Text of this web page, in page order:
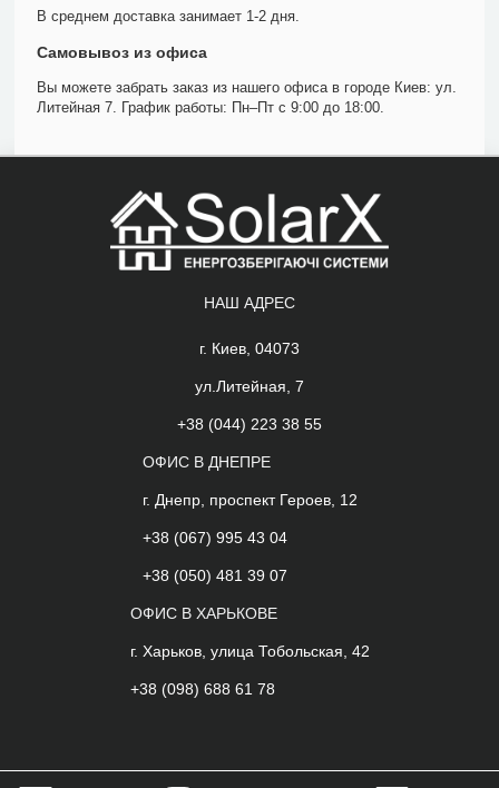
В среднем доставка занимает 1-2 дня.
Самовывоз из офиса
Вы можете забрать заказ из нашего офиса в городе Киев: ул.
Литейная 7. График работы: Пн–Пт с 9:00 до 18:00.
НАШ АДРЕС
г. Киев, 04073
ул.Литейная, 7
+38 (044) 223 38 55
ОФИС В ДНЕПРЕ
г. Днепр, проспект Героев, 12
+38 (067) 995 43 04
+38 (050) 481 39 07
ОФИС В ХАРЬКОВЕ
г. Харьков, улица Тобольская, 42
+38 (098) 688 61 78